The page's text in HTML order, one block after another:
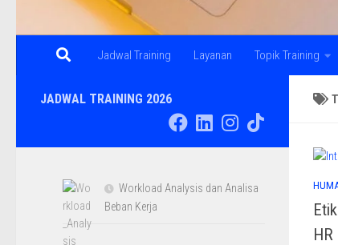
Jadwal Training Layanan Topik Training
HR
JADWAL TRAINING 2026
Workload Analysis dan Analisa
Beban Kerja